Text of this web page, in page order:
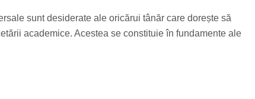
sunt desiderate ale oricărui tânăr care dorește să
academice. Acestea se constituie în fundamente ale